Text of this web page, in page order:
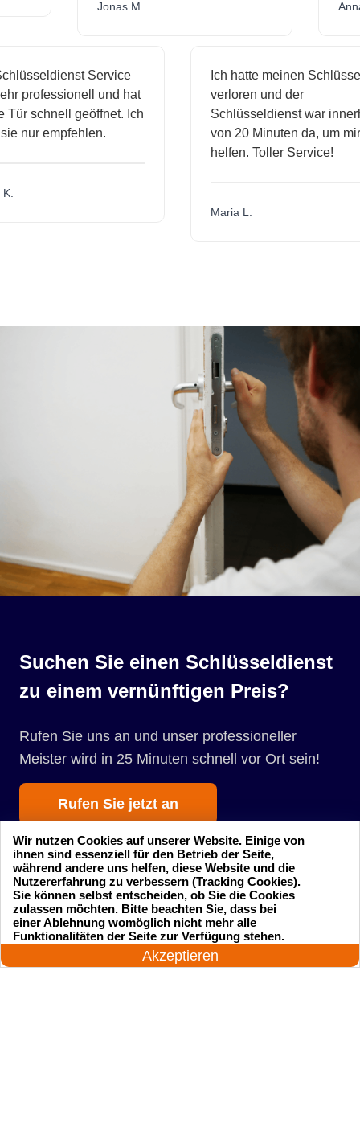
Jonas M.
Service
professionell und hat
schnell geöffnet. Ich
nur empfehlen.
Ich hatte meinen Schlüssel
verloren und der
Schlüsseldienst war
von 20 Minuten da, um mir
helfen. Toller Service!
Maria L.
Suchen Sie einen Schlüsseldienst
zu einem vernünftigen Preis?
Rufen Sie uns an und unser professioneller
Meister wird in 25 Minuten schnell vor Ort sein!
Rufen Sie jetzt an
Startseite Einsatzgebiete
Preise
24 Stunden am Tag
Akzeptieren
Wir nutzen Cookies auf unserer Website. Einige von
ihnen sind essenziell für den Betrieb der Seite,
während andere uns helfen, diese Website und die
Nutzererfahrung zu verbessern (Tracking Cookies).
Sie können selbst entscheiden, ob Sie die Cookies
zulassen möchten. Bitte beachten Sie, dass bei
einer Ablehnung womöglich nicht mehr alle
Funktionalitäten der Seite zur Verfügung stehen.